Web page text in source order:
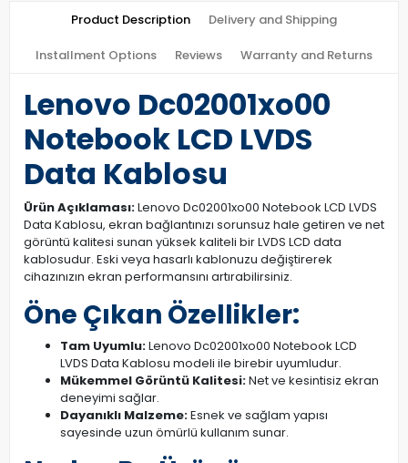
Product Description Delivery and Shipping
Installment Options Reviews Warranty and Returns
Lenovo Dc02001xo00
Notebook LCD LVDS
Data Kablosu
Ürün Açıklaması:Lenovo Dc02001xo00 Notebook LCD LVDS
Data Kablosu, ekran bağlantınızı sorunsuz hale getiren ve net
görüntü kalitesi sunan yüksek kaliteli bir LVDS LCD data
kablosudur. Eski veya hasarlı kablonuzu değiştirerek
cihazınızın ekran performansını artırabilirsiniz.
Öne Çıkan Özellikler:
Tam Uyumlu:Lenovo Dc02001xo00 Notebook LCD
LVDS Data Kablosu modeli ile birebir uyumludur.
Mükemmel Görüntü Kalitesi:Net ve kesintisiz ekran
deneyimi sağlar.
Dayanıklı Malzeme:Esnek ve sağlam yapısı
sayesinde uzun ömürlü kullanım sunar.